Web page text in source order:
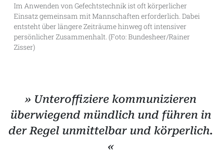
Im Anwenden von Gefechtstechnik ist oft körperlicher
Einsatz gemeinsam mit Mannschaften erforderlich. Dabei
entsteht über längere Zeiträume hinweg oft intensiver
persönlicher Zusammenhalt. (Foto: Bundesheer/Rainer
Zisser)
» Unteroffiziere kommunizieren
überwiegend mündlich und führen in
der Regel unmittelbar und körperlich.
«